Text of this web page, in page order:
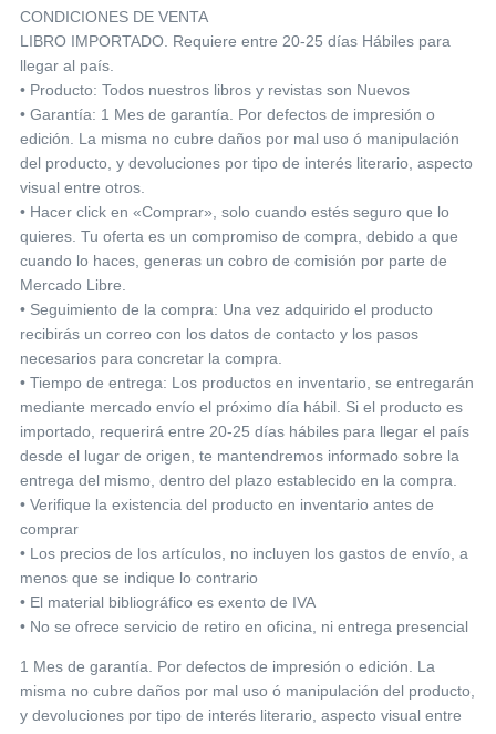
CONDICIONES DE VENTA
LIBRO IMPORTADO. Requiere entre 20-25 días Hábiles para
llegar al país.
• Producto: Todos nuestros libros y revistas son Nuevos
• Garantía: 1 Mes de garantía. Por defectos de impresión o
edición. La misma no cubre daños por mal uso ó manipulación
del producto, y devoluciones por tipo de interés literario, aspecto
visual entre otros.
• Hacer click en «Comprar», solo cuando estés seguro que lo
quieres. Tu oferta es un compromiso de compra, debido a que
cuando lo haces, generas un cobro de comisión por parte de
Mercado Libre.
• Seguimiento de la compra: Una vez adquirido el producto
recibirás un correo con los datos de contacto y los pasos
necesarios para concretar la compra.
• Tiempo de entrega: Los productos en inventario, se entregarán
mediante mercado envío el próximo día hábil. Si el producto es
importado, requerirá entre 20-25 días hábiles para llegar el país
desde el lugar de origen, te mantendremos informado sobre la
entrega del mismo, dentro del plazo establecido en la compra.
• Verifique la existencia del producto en inventario antes de
comprar
• Los precios de los artículos, no incluyen los gastos de envío, a
menos que se indique lo contrario
• El material bibliográfico es exento de IVA
• No se ofrece servicio de retiro en oficina, ni entrega presencial
1 Mes de garantía. Por defectos de impresión o edición. La
misma no cubre daños por mal uso ó manipulación del producto,
y devoluciones por tipo de interés literario, aspecto visual entre